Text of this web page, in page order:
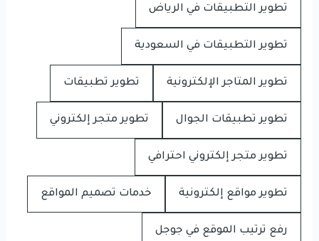
تطوير التطبيقات في الرياض
تطوير التطبيقات في السعودية
تطوير المتاجر الإلكترونية تطوير تطبيقات
تطوير تطبيقات الجوال تطوير متجر إلكتروني
تطوير متجر إلكتروني احترافي
تطوير مواقع إلكترونية خدمات تصميم المواقع
رفع ترتيب الموقع في جوجل